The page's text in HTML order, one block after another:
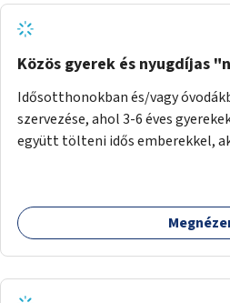
Közös gyerek és nyugdíjas
Idősotthonokban és/vagy
szervezése, ahol 3-6 éves
együtt tölteni idős emberekkel,